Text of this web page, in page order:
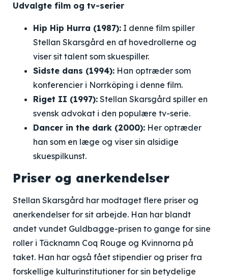
Udvalgte film og tv-serier
Hip Hip Hurra (1987): I denne film spiller
Stellan Skarsgård en af hovedrollerne og
viser sit talent som skuespiller.
Sidste dans (1994): Han optræder som
konferencier i Norrköping i denne film.
Riget II (1997): Stellan Skarsgård spiller en
svensk advokat i den populære tv-serie.
Dancer in the dark (2000): Her optræder
han som en læge og viser sin alsidige
skuespilkunst.
Priser og anerkendelser
Stellan Skarsgård har modtaget flere priser og
anerkendelser for sit arbejde. Han har blandt
andet vundet Guldbagge-prisen to gange for sine
roller i Täcknamn Coq Rouge og Kvinnorna på
taket. Han har også fået stipendier og priser fra
forskellige kulturinstitutioner for sin betydelige